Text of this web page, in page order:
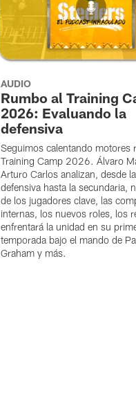
AUDIO
Rumbo al Training
2026: Evaluando la
defensiva
Seguimos calentando motores
Training Camp 2026. Álvaro
Arturo Carlos analizan, desde
defensiva hasta la secundaria,
de los jugadores clave, las
internas, los nuevos roles, los
enfrentará la unidad en su
temporada bajo el mando de
Graham y más.